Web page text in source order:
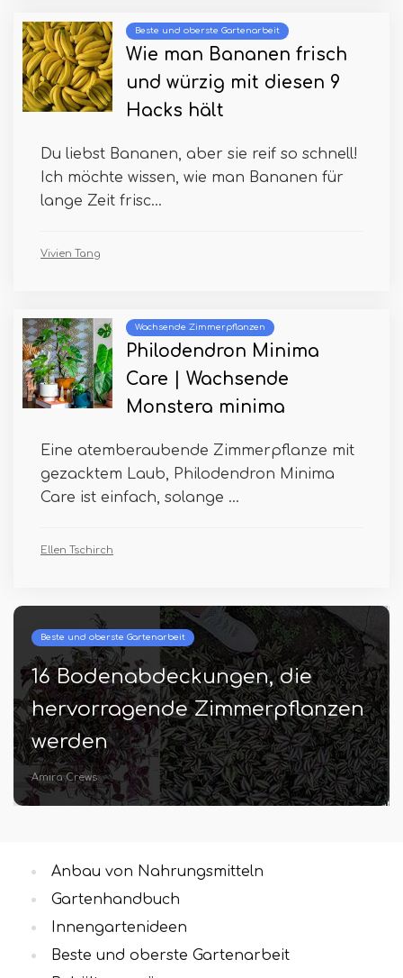
Beste und oberste Gartenarbeit
Wie man Bananen frisch
und würzig mit diesen 9
Hacks hält
Du liebst Bananen, aber sie reif so schnell!
Ich möchte wissen, wie man Bananen für
lange Zeit frisc...
Vivien Tang
Wachsende Zimmerpflanzen
Philodendron Minima
Care | Wachsende
Monstera minima
Eine atemberaubende Zimmerpflanze mit
gezacktem Laub, Philodendron Minima
Care ist einfach, solange ...
Ellen Tschirch
Beste und oberste Gartenarbeit
16 Bodenabdeckungen, die
hervorragende Zimmerpflanzen
werden
Amira Crews
Anbau von Nahrungsmitteln
Gartenhandbuch
Innengartenideen
Beste und oberste Gartenarbeit